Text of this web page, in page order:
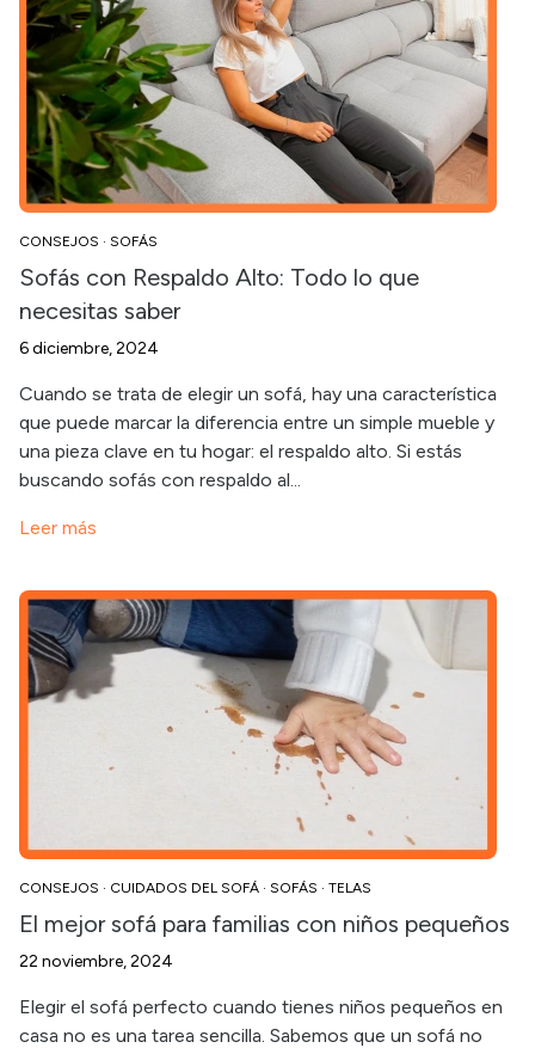
CONSEJOS · SOFÁS
Sofás con Respaldo Alto: Todo lo que
necesitas saber
6 diciembre, 2024
Cuando se trata de elegir un sofá, hay una característica
que puede marcar la diferencia entre un simple mueble y
una pieza clave en tu hogar: el respaldo alto. Si estás
buscando sofás con respaldo al...
Leer más
CONSEJOS · CUIDADOS DEL SOFÁ · SOFÁS · TELAS
El mejor sofá para familias con niños pequeños
22 noviembre, 2024
Elegir el sofá perfecto cuando tienes niños pequeños en
casa no es una tarea sencilla. Sabemos que un sofá no